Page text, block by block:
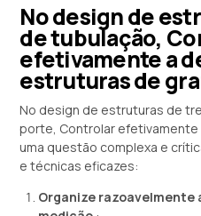
No design de
de tubulação,
efetivamente a
estruturas de
No design de estruturas de
porte, Controlar
uma questão complexa e
e técnicas eficazes:
Organize razoavelmente